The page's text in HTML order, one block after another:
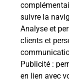
suivre la
Analyse et
clients et
Publicité :
en lien avec
Comment
à votre
Puis-je
avec La